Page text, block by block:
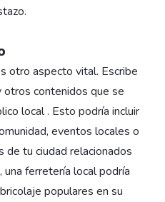
otro aspecto vital. Escribe
contenidos que se
local . Esto podría incluir
eventos locales o
de tu ciudad relacionados
ferretería local podría
populares en su